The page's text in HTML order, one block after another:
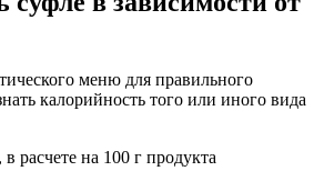
меню для правильного
калорийность того или иного вида
расчете на 100 г продукта